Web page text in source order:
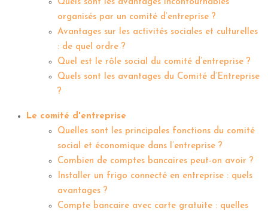
Quels sont les avantages incontournables
organisés par un comité d’entreprise ?
Avantages sur les activités sociales et culturelles
: de quel ordre ?
Quel est le rôle social du comité d’entreprise ?
Quels sont les avantages du Comité d’Entreprise
?
Le comité d'entreprise
Quelles sont les principales fonctions du comité
social et économique dans l’entreprise ?
Combien de comptes bancaires peut-on avoir ?
Installer un frigo connecté en entreprise : quels
avantages ?
Compte bancaire avec carte gratuite : quelles